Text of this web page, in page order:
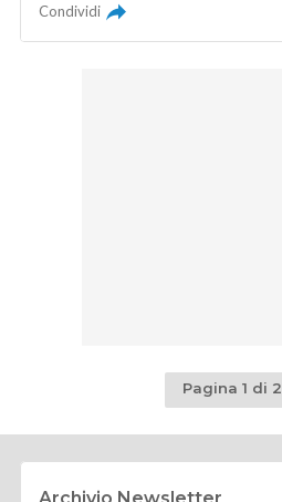
Condividi
Pagina 1 di 2